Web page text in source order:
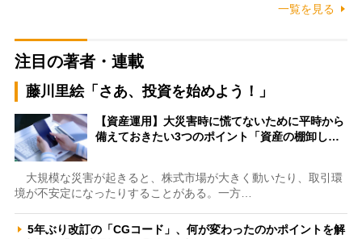
一覧を見る
注目の著者・連載
藤川里絵「さあ、投資を始めよう！」
【資産運用】大災害時に慌てないために平時から
備えておきたい3つのポイント「資産の棚卸し…
大規模な災害が起きると、株式市場が大きく動いたり、取引環
境が不安定になったりすることがある。一方…
5年ぶり改訂の「CGコード」、何が変わったのかポイントを解